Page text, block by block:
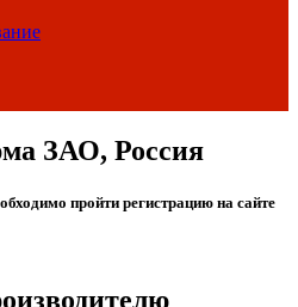
ЗАО, Россия
пройти регистрацию на сайте